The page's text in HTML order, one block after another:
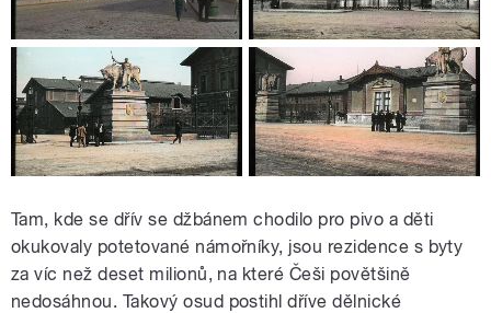
Tam, kde se dřív se džbánem chodilo pro pivo a děti
okukovaly potetované námořníky, jsou rezidence s byty
za víc než deset milionů, na které Češi povětšině
nedosáhnou. Takový osud postihl dříve dělnické